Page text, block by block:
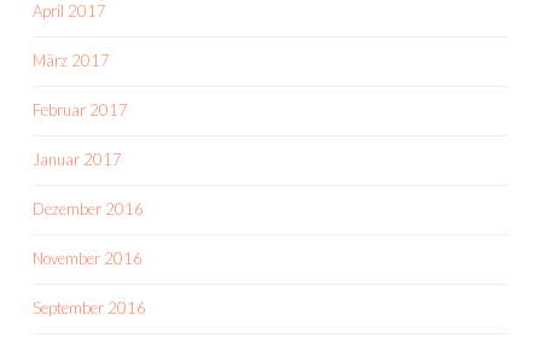
April 2017
März 2017
Februar 2017
Januar 2017
Dezember 2016
November 2016
September 2016